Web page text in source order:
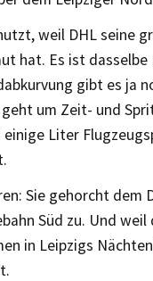
weil DHL seine
hat. Es ist
gibt es ja
um Zeit- und
Liter
Sie gehorcht dem
Süd zu. Und weil
in Leipzigs